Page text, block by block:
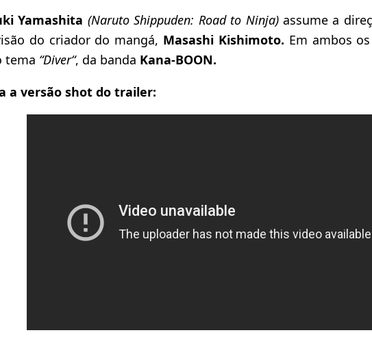
Yamashita (Naruto Shippuden: Road to Ninja)assume a
do criador do mangá, Masashi Kishimoto. Em ambos
tema “Diver“, da banda Kana-BOON.
a versão shot do trailer: